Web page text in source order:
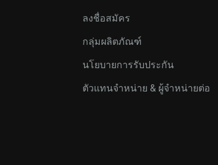
ลงชื่อสมัคร
กลุ่มผลิตภัณฑ์
นโยบายการรับประกัน
ตัวแทนจำหน่าย & ผู้จำหน่ายต่อ